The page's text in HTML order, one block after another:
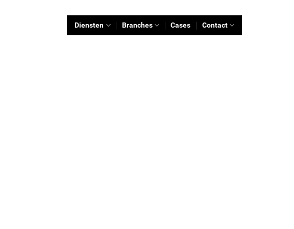
Diensten Branches Cases Contact